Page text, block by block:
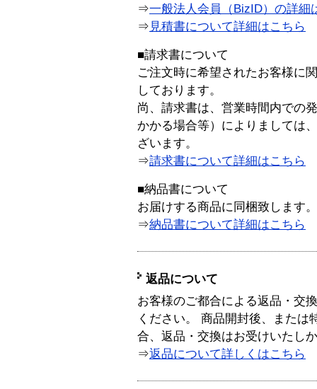
⇒一般法人会員（BizID）の詳細
⇒ 見積書について詳細はこちら
■請求書について
ご注文時に希望されたお客様に
しております。
尚、請求書は、営業時間内での
かかる場合等）によりましては
ざいます。
⇒請求書について詳細はこちら
■納品書について
お届けする商品に同梱致します。
⇒納品書について詳細はこちら
返品について
お客様のご都合による返品・交
ください。 商品開封後、または
合、返品・交換はお受けいたし
⇒返品について詳しくはこちら